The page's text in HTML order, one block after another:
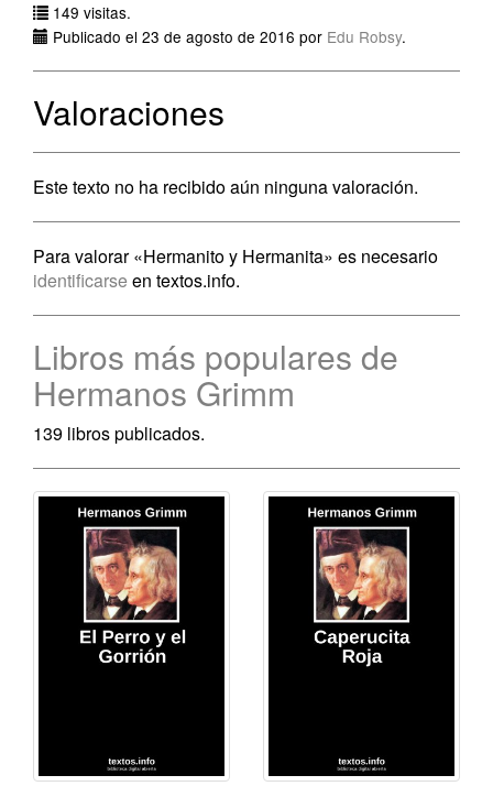
149 visitas.
Publicado el 23 de agosto de 2016 por Edu Robsy.
Valoraciones
Este texto no ha recibido aún ninguna valoración.
Para valorar «Hermanito y Hermanita» es necesario
identificarse en textos.info.
Libros más populares de
Hermanos Grimm
139 libros publicados.